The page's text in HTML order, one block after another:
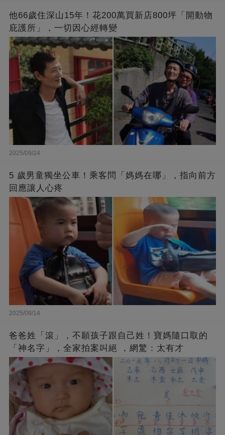
他66歲住深山15年！花200萬買新店800坪「開動物
庇護所」，一切因心經轉變
2025/09/24
5 歲男童獨坐公車！乘客問「媽媽在哪」，指向前方
回應讓人心疼
2025/09/14
爸爸姓「滾」，不願孩子跟自己姓！寶媽隨口取的
「神名字」，全家拍案叫絕 ，網驚：太有才